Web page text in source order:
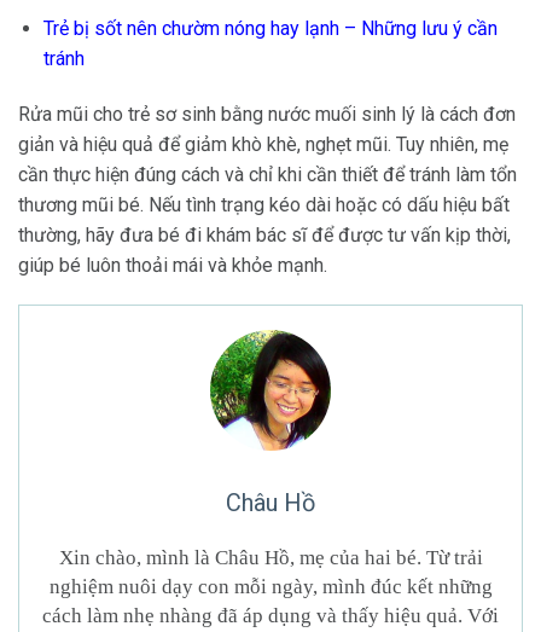
Trẻ bị sốt nên chườm nóng hay lạnh– Những lưu ý cần
tránh
Rửa mũi cho trẻ sơ sinh bằng nước muối sinh lý là cách đơn
giản và hiệu quả để giảm khò khè, nghẹt mũi. Tuy nhiên, mẹ
cần thực hiện đúng cách và chỉ khi cần thiết để tránh làm tổn
thương mũi bé. Nếu tình trạng kéo dài hoặc có dấu hiệu bất
thường, hãy đưa bé đi khám bác sĩ để được tư vấn kịp thời,
giúp bé luôn thoải mái và khỏe mạnh.
Châu Hồ
Xin chào, mình là Châu Hồ, mẹ của hai bé. Từ trải
nghiệm nuôi dạy con mỗi ngày, mình đúc kết những
cách làm nhẹ nhàng đã áp dụng và thấy hiệu quả. Với